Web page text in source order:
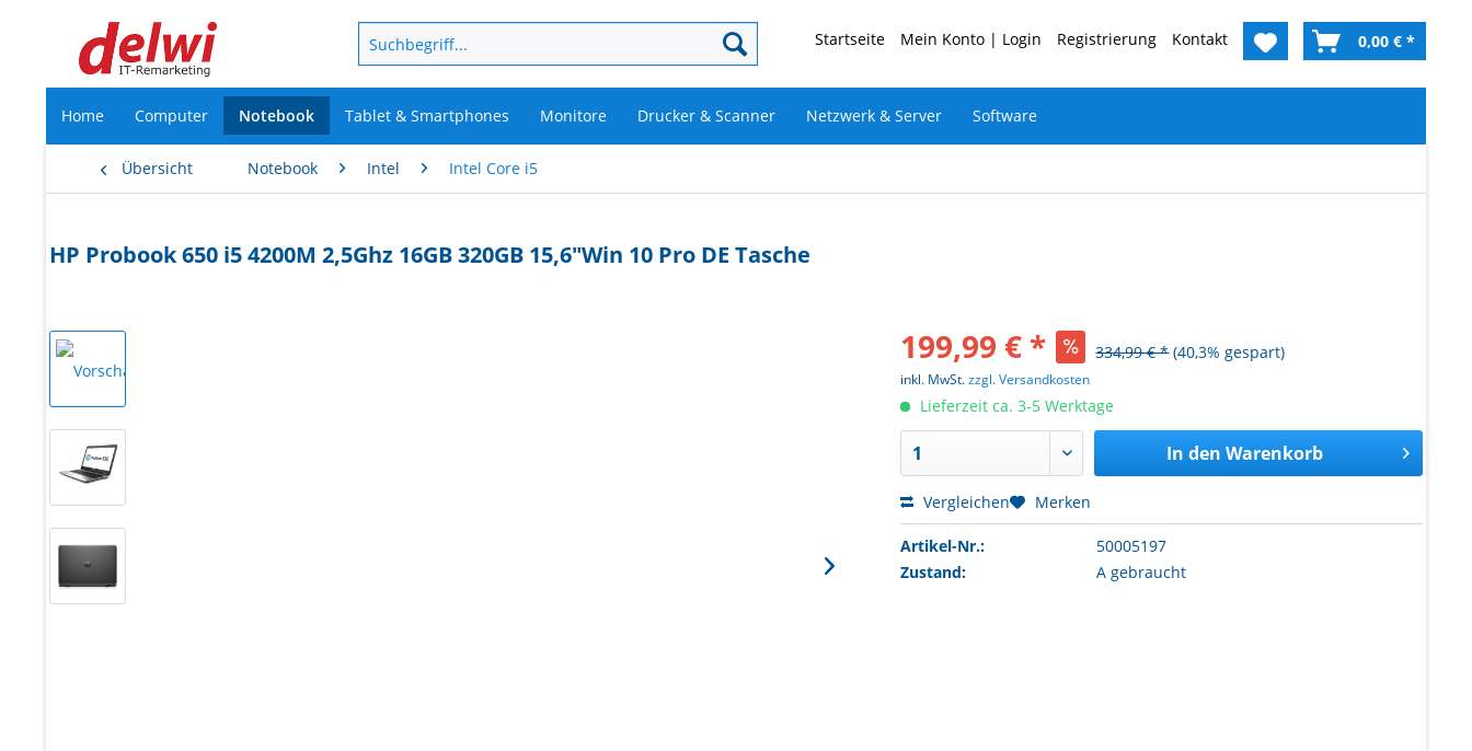
Startseite Mein Konto | Login Registrierung Kontakt 0,00 € *
Home Computer Notebook Tablet & Smartphones Monitore Drucker & Scanner Netzwerk & Server Software
Übersicht Notebook Intel Intel Core i5
HP Probook 650 i5 4200M 2,5Ghz 16GB 320GB 15,6"Win 10 Pro DE Tasche
199,99 € * 334,99 € * (40,3% gespart)
inkl. MwSt.zzgl. Versandkosten
Lieferzeit ca. 3-5 Werktage
In den Warenkorb
Vergleichen Merken
Artikel-Nr.:
50005197
Zustand:
A gebraucht